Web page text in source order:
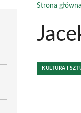
Strona główna
KULTURA I